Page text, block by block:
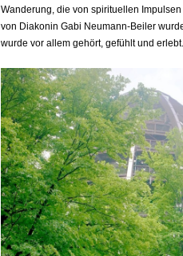
Wanderung, die von spirituellen
von Diakonin Gabi Neumann-Beiler
wurde vor allem gehört, gefühlt und erlebt.